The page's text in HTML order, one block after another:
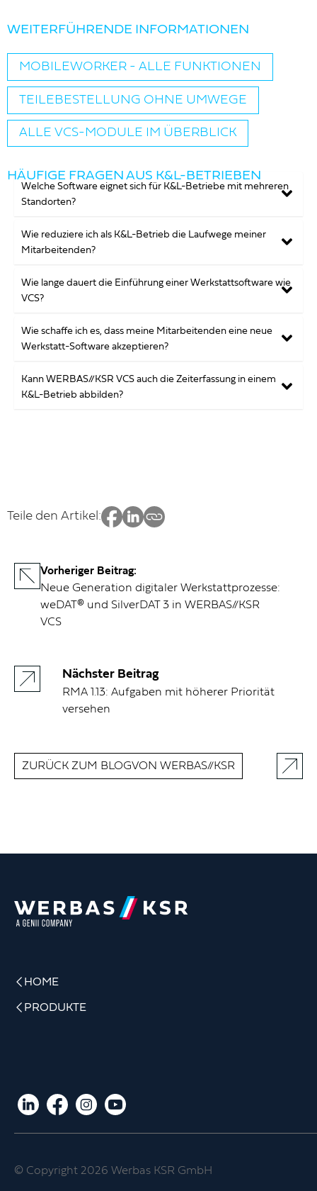
WEITERFÜHRENDE INFORMATIONEN
MOBILEWORKER - ALLE FUNKTIONEN
TEILEBESTELLUNG OHNE UMWEGE
ALLE VCS-MODULE IM ÜBERBLICK
HÄUFIGE FRAGEN AUS K&L-BETRIEBEN
Welche Software eignet sich für K&L-Betriebe mit mehreren
Standorten?
Wie reduziere ich als K&L-Betrieb die Laufwege meiner
Mitarbeitenden?
Wie lange dauert die Einführung einer Werkstattsoftware wie
VCS?
Wie schaffe ich es, dass meine Mitarbeitenden eine neue
Werkstatt-Software akzeptieren?
Kann WERBAS//KSR VCS auch die Zeiterfassung in einem
K&L-Betrieb abbilden?
Teile den Artikel:
Vorheriger Beitrag:
Neue Generation digitaler Werkstattprozesse:
weDAT® und SilverDAT 3 in WERBAS//KSR
VCS
Nächster Beitrag
RMA 1.13: Aufgaben mit höherer Priorität
versehen
ZURÜCK ZUM BLOGVON WERBAS//KSR
HOME
PRODUKTE
© Copyright 2026 Werbas KSR GmbH